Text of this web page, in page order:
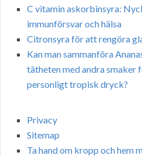
C vitamin askorbinsyra:
immunförsvar och hälsa
Citronsyra för att rengöra
Kan man sammanföra
tätheten med andra smaker
personligt tropisk dryck?
Privacy
Sitemap
Ta hand om kropp och